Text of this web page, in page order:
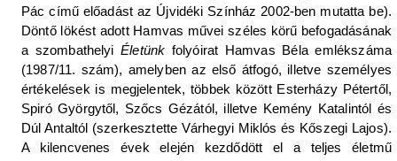
Pác című előadást az Újvidéki Színház 2002-ben mutatta be).
Döntő lökést adott Hamvas művei széles körű befogadásának
a szombathelyiÉletünk folyóirat Hamvas Béla emlékszáma
(1987/11. szám), amelyben az első átfogó, illetve személyes
értékelések is megjelentek, többek között Esterházy Pétertől,
Spiró Györgytől, Szőcs Gézától, illetve Kemény Katalintól és
Dúl Antaltól (szerkesztette Várhegyi Miklós és Kőszegi Lajos).
A kilencvenes évek elején kezdődött el a teljes életmű